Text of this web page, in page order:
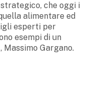
che oggi i
alimentare ed
esperti per
esempi di un
Gargano.